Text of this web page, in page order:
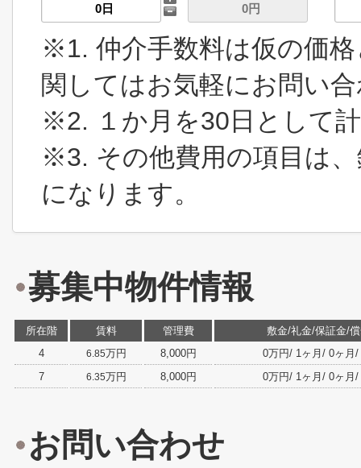
※1. 仲介手数料は仮の価
関してはお気軽にお問い
※2. １か月を30日として
※3. その他費用の項目は
になります。
募集中物件情報
所在階 賃料 管理費
敷金/礼金/保証金/
4
6.85万円 8,000円
0万円/ 1ヶ月/ 0ヶ月
7
6.35万円 8,000円 0万円/ 1ヶ月/ 0ヶ月
お問い合わせ